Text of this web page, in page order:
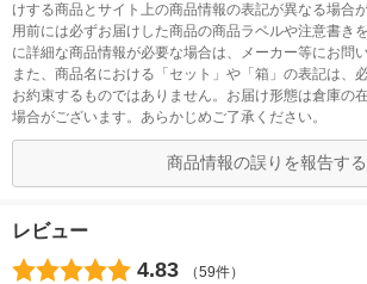
けする商品とサイト上の商品情報の表記が異なる場合
用前には必ずお届けした商品の商品ラベルや注意書き
に詳細な商品情報が必要な場合は、メーカー等にお問
また、商品名における「セット」や「箱」の表記は、
お約束するものではありません。お届け形態は倉庫の
場合がございます。あらかじめご了承ください。
商品情報の誤りを報告する
レビュー
4.83 （59件）